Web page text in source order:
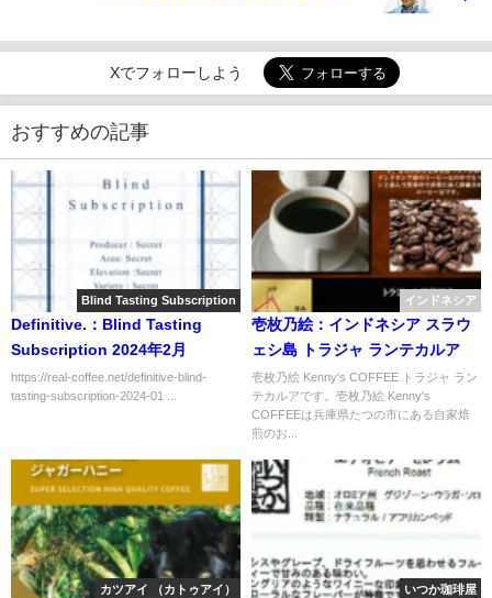
Xでフォローしよう
おすすめの記事
Blind Tasting Subscription
Definitive.：Blind Tasting
Subscription 2024年2月
https://real-coffee.net/definitive-blind-
tasting-subscription-2024-01 ...
インドネシア
壱枚乃絵：インドネシア スラウ
ェシ島 トラジャ ランテカルア
壱枚乃絵 Kenny's COFFEE トラジャ ラン
テカルアです。壱枚乃絵 Kenny's
COFFEEは兵庫県たつの市にある自家焙
煎のお...
カツアイ （カトゥアイ） いつか珈琲屋